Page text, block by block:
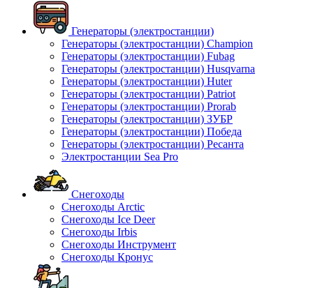
Генераторы (электростанции)
Генераторы (электростанции) Champion
Генераторы (электростанции) Fubag
Генераторы (электростанции) Husqvarna
Генераторы (электростанции) Huter
Генераторы (электростанции) Patriot
Генераторы (электростанции) Prorab
Генераторы (электростанции) ЗУБР
Генераторы (электростанции) Победа
Генераторы (электростанции) Ресанта
Электростанции Sea Pro
Снегоходы
Снегоходы Arctic
Снегоходы Ice Deer
Снегоходы Irbis
Снегоходы Инструмент
Снегоходы Кронус